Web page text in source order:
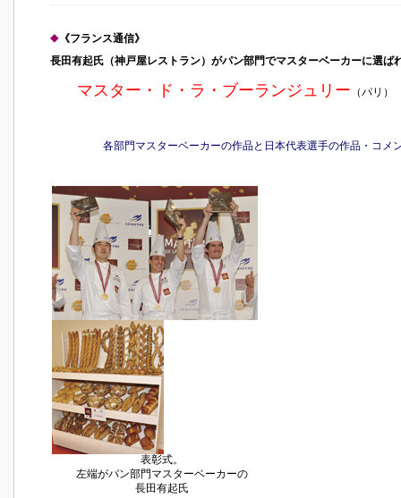
◆《フランス通信》
長田有起氏（神戸屋レストラン）がパン部門でマスターベーカーに選ば
マスター・ド・ラ・ブーランジュリー （パリ
各部門マスターベーカーの作品と日本代表選手の作品・コメ
表彰式。
左端がパン部門マスターベーカーの
長田有起氏